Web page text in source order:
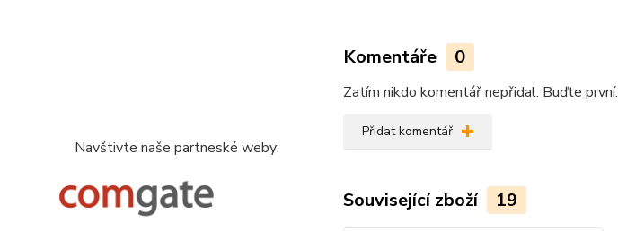
Navštivte naše partneské weby:
Komentáře 0
Zatím nikdo komentář nepřidal. Buďte první.
Přidat komentář
Související zboží 19